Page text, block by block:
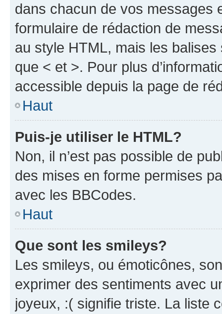
dans chacun de vos messages
formulaire de rédaction de
au style HTML, mais les
que < et >. Pour plus
accessible depuis la page de
Haut
Puis-je utiliser le HTML?
Non, il n’est pas possible de
des mises en forme permises
avec les BBCodes.
Haut
Que sont les smileys?
Les smileys, ou émoticônes,
exprimer des sentiments avec
joyeux, :( signifie triste. La liste